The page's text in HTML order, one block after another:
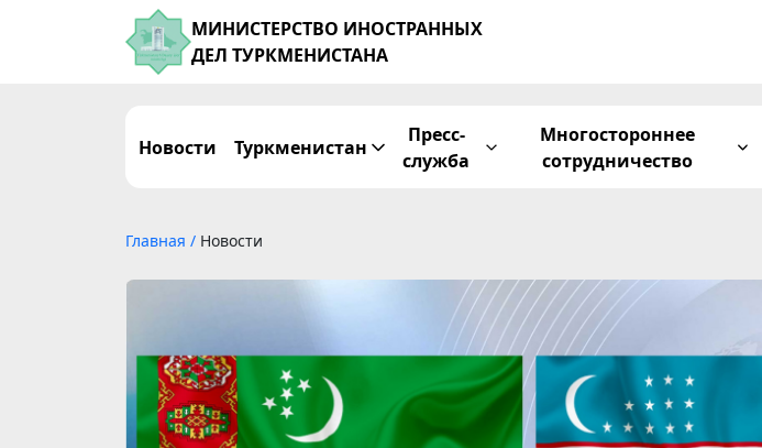
МИНИСТЕРСТВО ИНОСТРАННЫХ
ДЕЛ ТУРКМЕНИСТАНА
Новости Туркменистан
Пресс-
служба
Многостороннее
сотрудничество
Главная / Новости